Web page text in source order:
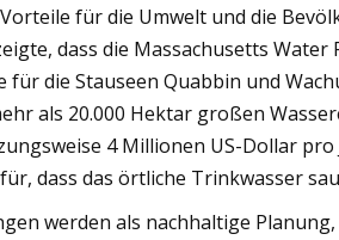
für die Umwelt und die
dass die Massachusetts
die Stauseen Quabbin und
als 20.000 Hektar großen
4 Millionen US-Dollar
dass das örtliche Trinkwasser
werden als nachhaltige